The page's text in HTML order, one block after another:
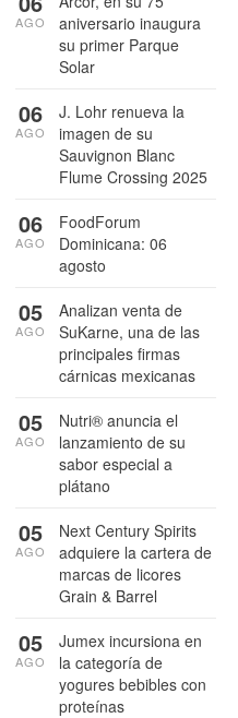
aniversario inaugura
su primer Parque
Solar
AGO
J. Lohr renueva la
imagen de su
Sauvignon Blanc
Flume Crossing 2025
06
AGO
FoodForum
Dominicana: 06
agosto
06
AGO
Analizan venta de
SuKarne, una de las
principales firmas
cárnicas mexicanas
05
AGO
Nutri® anuncia el
lanzamiento de su
sabor especial a
plátano
05
AGO
Next Century Spirits
adquiere la cartera de
marcas de licores
Grain & Barrel
05
AGO
Jumex incursiona en
la categoría de
yogures bebibles con
proteínas
05
AGO